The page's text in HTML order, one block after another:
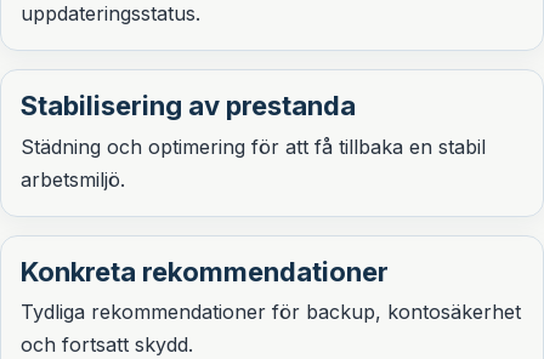
uppdateringsstatus.
Stabilisering av prestanda
Städning och optimering för att få tillbaka en stabil
arbetsmiljö.
Konkreta rekommendationer
Tydliga rekommendationer för backup, kontosäkerhet
och fortsatt skydd.